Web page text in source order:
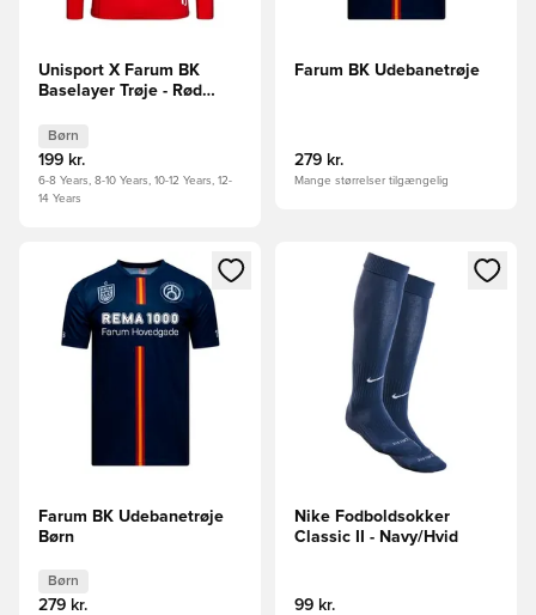
Unisport X Farum BK
Baselayer Trøje - Rød
Børn
199 kr.
6-8 Years, 8-10 Years, 10-12 Years, 12-
14 Years
Farum BK Udebanetrøje
279 kr.
Mange størrelser tilgængelig
Åbner en Modal til at logge ind eller tilmelde dig som
Farum BK Udebanetrøje
Børn
Børn
279 kr.
Åbner en Modal til at logge
Nike Fodboldsokker
Classic II - Navy/Hvid
99 kr.